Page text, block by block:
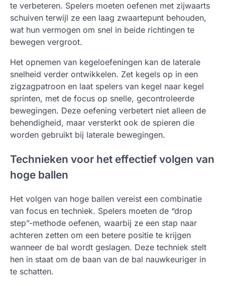
te verbeteren. Spelers moeten oefenen met zijwaarts
schuiven terwijl ze een laag zwaartepunt behouden,
wat hun vermogen om snel in beide richtingen te
bewegen vergroot.
Het opnemen van kegeloefeningen kan de laterale
snelheid verder ontwikkelen. Zet kegels op in een
zigzagpatroon en laat spelers van kegel naar kegel
sprinten, met de focus op snelle, gecontroleerde
bewegingen. Deze oefening verbetert niet alleen de
behendigheid, maar versterkt ook de spieren die
worden gebruikt bij laterale bewegingen.
Technieken voor het effectief volgen van
hoge ballen
Het volgen van hoge ballen vereist een combinatie
van focus en techniek. Spelers moeten de “drop
step”-methode oefenen, waarbij ze een stap naar
achteren zetten om een betere positie te krijgen
wanneer de bal wordt geslagen. Deze techniek stelt
hen in staat om de baan van de bal nauwkeuriger in
te schatten.